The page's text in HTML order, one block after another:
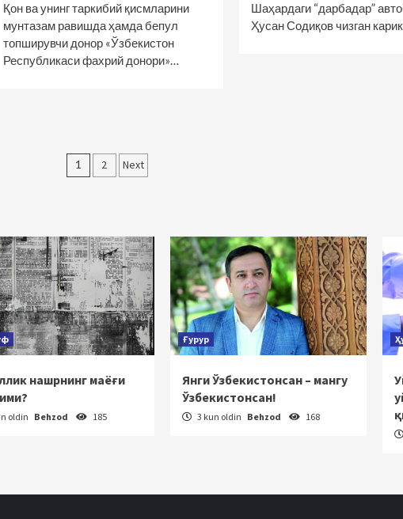
Қон ва унинг таркибий қисм­ларини
мунтазам равишда ҳамда бепул
топширувчи донор «Ўзбекистон
Республикаси фахрий донори»…
Шаҳардаги “дарбадар”
Ҳусан Содиқов чизган
Maqolalar
1 2 Next
нашрнинг маёғи
oldin Behzod 185
Ғурур
Янги Ўзбекистонсан – мангу
Ўзбекистонсан!
3 kun oldin Behzod 168